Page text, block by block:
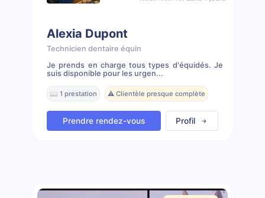
Alexia Dupont
Technicien dentaire équin
Je prends en charge tous types d'équidés. Je
suis disponible pour les urgen...
📖 1 prestation ⚠️ Clientèle presque complète
Prendre rendez-vous Profil